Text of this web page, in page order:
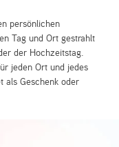
persönlichen
Tag und Ort gestrahlt
der Hochzeitstag.
jeden Ort und jedes
als Geschenk oder